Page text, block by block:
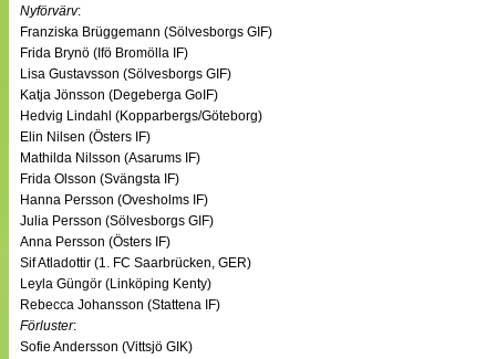
Nyförvärv:
Franziska Brüggemann (Sölvesborgs GIF)
Frida Brynö (Ifö Bromölla IF)
Lisa Gustavsson (Sölvesborgs GIF)
Katja Jönsson (Degeberga GoIF)
Hedvig Lindahl (Kopparbergs/Göteborg)
Elin Nilsen (Östers IF)
Mathilda Nilsson (Asarums IF)
Frida Olsson (Svängsta IF)
Hanna Persson (Ovesholms IF)
Julia Persson (Sölvesborgs GIF)
Anna Persson (Östers IF)
Sif Atladottir (1. FC Saarbrücken, GER)
Leyla Güngör (Linköping Kenty)
Rebecca Johansson (Stattena IF)
Förluster:
Sofie Andersson (Vittsjö GIK)